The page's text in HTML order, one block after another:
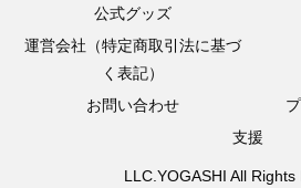
公式グッズ
運営会社（特定商取引法に基づ
く表記）
お問い合わせ
支援
LLC.YOGASHI All Rights